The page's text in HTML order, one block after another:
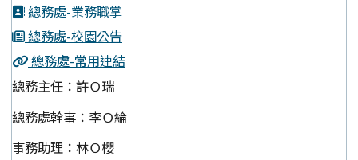
總務處-業務職掌
總務處-校園公告
總務處-常用連結
總務主任：許Ｏ瑞
總務處幹事：李Ｏ綸
事務助理：林Ｏ櫻